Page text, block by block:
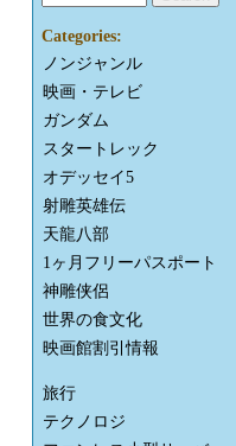
Categories:
ノンジャンル
映画・テレビ
ガンダム
スタートレック
オデッセイ5
射雕英雄伝
天龍八部
1ヶ月フリーパスポート
神雕侠侶
世界の食文化
映画館割引情報
旅行
テクノロジ